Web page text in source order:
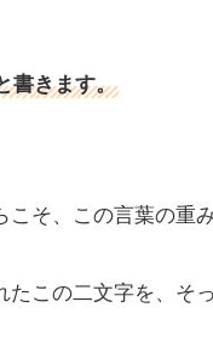
書きます。
こそ、この言葉の重
この二文字を、そ